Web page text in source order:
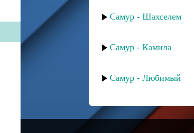
Самур - Шахселем
Самур - Камила
Самур - Любимый